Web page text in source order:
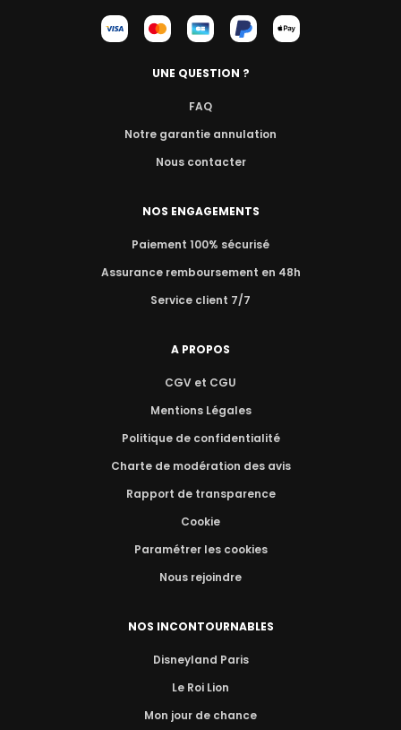
UNE QUESTION ?
FAQ
Notre garantie annulation
Nous contacter
NOS ENGAGEMENTS
Paiement 100% sécurisé
Assurance remboursement en 48h
Service client 7/7
A PROPOS
CGV et CGU
Mentions Légales
Politique de confidentialité
Charte de modération des avis
Rapport de transparence
Cookie
Paramétrer les cookies
Nous rejoindre
NOS INCONTOURNABLES
Disneyland Paris
Le Roi Lion
Mon jour de chance